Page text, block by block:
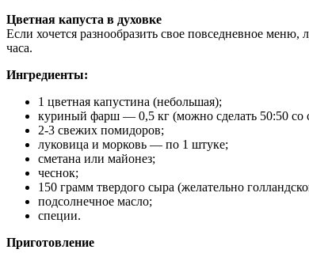
Цветная капуста в духовке
Если хочется разнообразить свое повседневное
часа.
Ингредиенты:
1 цветная капустина (небольшая);
куриный фарш — 0,5 кг (можно сделать 50:50 со
2-3 свежих помидоров;
луковица и морковь — по 1 штуке;
сметана или майонез;
чеснок;
150 грамм твердого сыра (желательно
подсолнечное масло;
специи.
Приготовление